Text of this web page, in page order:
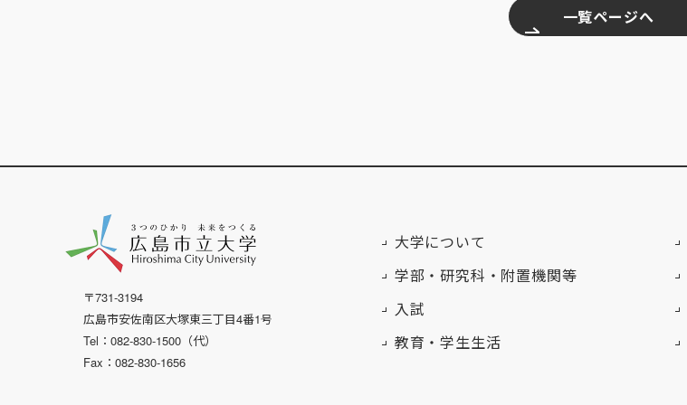
一覧ページへ
〒731-3194
広島市安佐南区大塚東三丁目4番1号
Tel：082-830-1500（代）
Fax：082-830-1656
大学について
学部・研究科・附置機関等
入試
教育・学生生活